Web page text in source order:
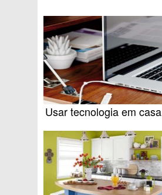
Usar tecnologia em casa